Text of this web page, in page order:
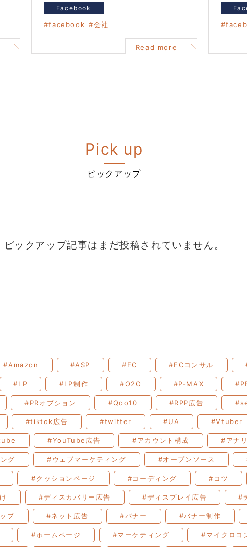
Facebook
facebook 会社
Read more
Pick up
ピックアップ
ピックアップ記事はまだ投稿されていません。
#Amazon #ASP #EC #ECコンサル
#LP #LP制作 #O2O #P-MAX
#PRオプション #Qoo10 #RPP広告
#tiktok広告 #twitter #UA #Vtuber
#YouTube広告 #アカウント構成 #アナ
グ #ウェブマーケティング #オープンソース
#クッションページ #コーディング #コツ
#ディスカバリー広告 #ディスプレイ広告 #
プ #ネット広告 #バナー #バナー制作
#ホームページ #マーケティング #マイクロコ